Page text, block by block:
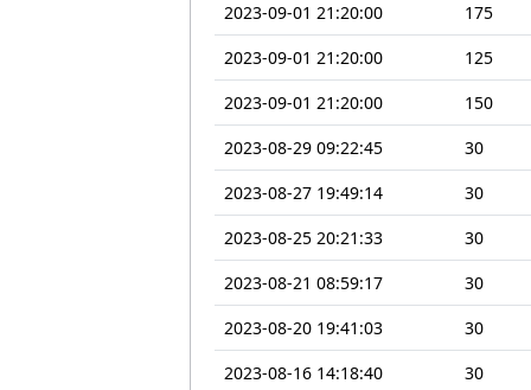
2023-09-01 21:20:00
175
2023-09-01 21:20:00
125
2023-09-01 21:20:00
150
2023-08-29 09:22:45
30
2023-08-27 19:49:14
30
2023-08-25 20:21:33
30
2023-08-21 08:59:17
30
2023-08-20 19:41:03
30
2023-08-16 14:18:40
30